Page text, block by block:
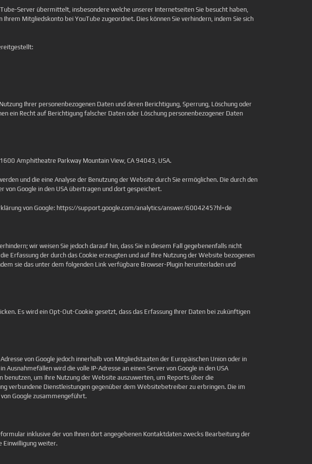
Server übermittelt, insbesondere welche unserer Internetseiten Sie besucht haben,
Mitgliedskonto bei YouTube zugeordnet. Dies können Sie verhindern, indem Sie sich
Ihrer personenbezogenen Daten und deren Berichtigung, Sperrung, Löschung oder
ein Recht auf Berichtigung falscher Daten oder Löschung personenbezogener Daten
Amphitheatre Parkway Mountain View, CA 94043, USA.
und die eine Analyse der Benutzung der Website durch Sie ermöglichen. Die durch den
von Google in den USA übertragen und dort gespeichert.
von Google: https://support.google.com/analytics/answer/6004245?hl=de
wir weisen Sie jedoch darauf hin, dass Sie in diesem Fall gegebenenfalls nicht
Erfassung der durch das Cookie erzeugten und auf Ihre Nutzung der Website bezogenen
sie das unter dem folgenden Link verfügbare Browser-Plugin herunterladen und
Es wird ein Opt-Out-Cookie gesetzt, dass das Erfassung Ihrer Daten bei zukünftigen
von Google jedoch innerhalb von Mitgliedstaaten der Europäischen Union oder in
wird die volle IP-Adresse an einen Server von Google in den USA
um Ihre Nutzung der Website auszuwerten, um Reports über die
verbundene Dienstleistungen gegenüber dem Websitebetreiber zu erbringen. Die im
Google zusammengeführt.
inklusive der von Ihnen dort angegebenen Kontaktdaten zwecks Bearbeitung der
Einwilligung weiter.